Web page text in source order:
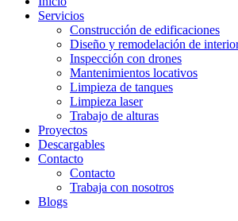
Servicios
Construcción de edificaciones
Diseño y remodelación de
Inspección con drones
Mantenimientos locativos
Limpieza de tanques
Limpieza laser
Trabajo de alturas
Proyectos
Descargables
Contacto
Contacto
Trabaja con nosotros
Blogs